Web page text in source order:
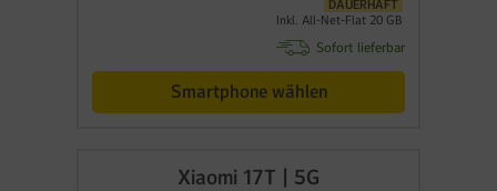
DAUERHAFT
Inkl. All-Net-Flat 20 GB
Sofort lieferbar
Smartphone wählen
Xiaomi 17T | 5G